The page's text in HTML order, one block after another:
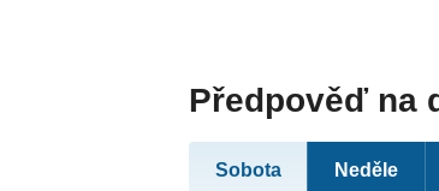
Předpověď na
Sobota Neděle